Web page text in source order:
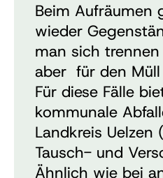
Beim Aufräumen
wieder
man sich
aber für den
Für diese Fälle
kommunale
Landkreis Uelzen
Tausch- und
Ähnlich wie bei